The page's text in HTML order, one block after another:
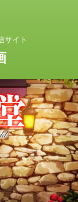
サイト